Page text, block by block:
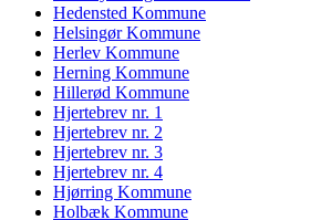
Hedensted Kommune
Helsingør Kommune
Herlev Kommune
Herning Kommune
Hillerød Kommune
Hjertebrev nr. 1
Hjertebrev nr. 2
Hjertebrev nr. 3
Hjertebrev nr. 4
Hjørring Kommune
Holbæk Kommune